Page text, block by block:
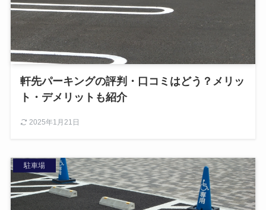
軒先パーキングの評判・口コミはどう？メリッ
ト・デメリットも紹介
2025年1月21日
駐車場